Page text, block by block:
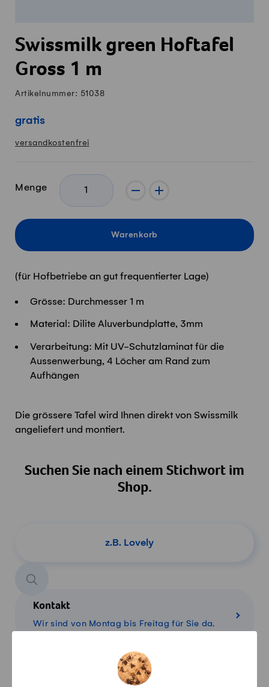
Swissmilk green Hoftafel
Gross 1 m
Artikelnummer: 51038
gratis
versandkostenfrei
Menge - +
Warenkorb
(für Hofbetriebe an gut frequentierter Lage)
Grösse: Durchmesser 1 m
Material: Dilite Aluverbundplatte, 3mm
Verarbeitung: Mit UV-Schutzlaminat für die
Aussenwerbung, 4 Löcher am Rand zum
Aufhängen
Die grössere Tafel wird Ihnen direkt von Swissmilk
angeliefert und montiert.
Suchen Sie nach einem Stichwort im
Shop.
Kontakt
Wir sind von Montag bis Freitag für Sie da.